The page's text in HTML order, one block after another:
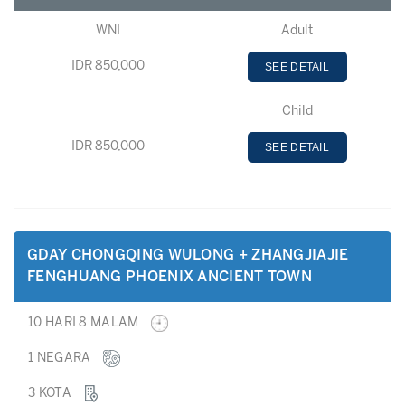
WNI Adult
IDR 850,000 SEE DETAIL
Child
IDR 850,000 SEE DETAIL
GDAY CHONGQING WULONG + ZHANGJIAJIE
FENGHUANG PHOENIX ANCIENT TOWN
10 HARI 8 MALAM
1 NEGARA
3 KOTA